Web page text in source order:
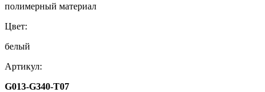
полимерный материал
Цвет:
белый
Артикул:
G013-G340-T07